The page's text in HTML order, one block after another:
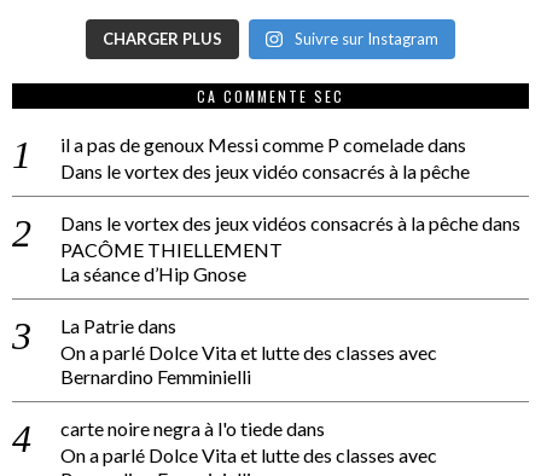
CHARGER PLUS Suivre sur Instagram
CA COMMENTE SEC
il a pas de genoux Messi comme P comeladedans
Dans le vortex des jeux vidéo consacrés à la pêche
Dans le vortex des jeux vidéos consacrés à la pêchedans
PACÔME THIELLEMENT
La séance d’Hip Gnose
La Patriedans
On a parlé Dolce Vita et lutte des classes avec
Bernardino Femminielli
carte noire negra à l'o tiededans
On a parlé Dolce Vita et lutte des classes avec